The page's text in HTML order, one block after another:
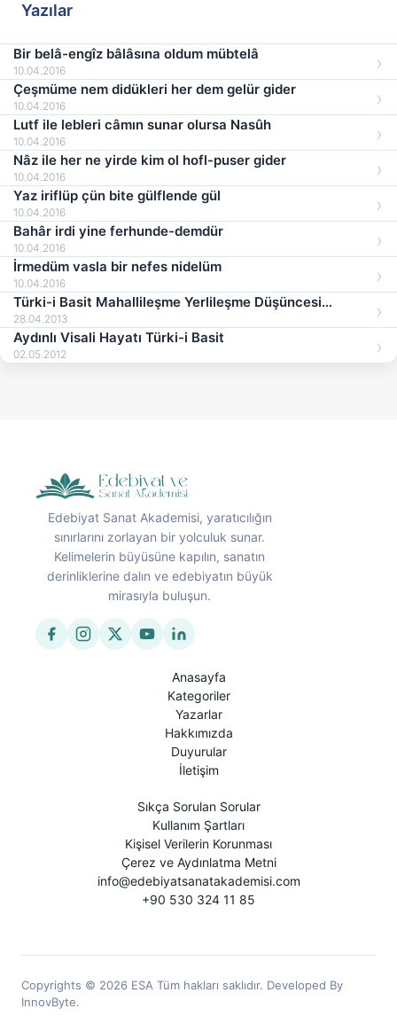
Yazılar
Bir belâ-engîz bâlâsına oldum mübtelâ
10.04.2016
Çeşmüme nem didükleri her dem gelür gider
10.04.2016
Lutf ile lebleri câmın sunar olursa Nasûh
10.04.2016
Nâz ile her ne yirde kim ol hofl-puser gider
10.04.2016
Yaz iriflüp çün bite gülflende gül
10.04.2016
Bahâr irdi yine ferhunde-demdür
10.04.2016
İrmedüm vasla bir nefes nidelüm
10.04.2016
Türki-i Basit Mahallileşme Yerlileşme Düşüncesi
Şairleri
28.04.2013
Aydınlı Visali Hayatı Türki-i Basit
02.05.2012
Edebiyat Sanat Akademisi, yaratıcılığın
sınırlarını zorlayan bir yolculuk sunar.
Kelimelerin büyüsüne kapılın, sanatın
derinliklerine dalın ve edebiyatın büyük
mirasıyla buluşun.
Anasayfa
Kategoriler
Yazarlar
Hakkımızda
Duyurular
İletişim
Sıkça Sorulan Sorular
Kullanım Şartları
Kişisel Verilerin Korunması
Çerez ve Aydınlatma Metni
info@edebiyatsanatakademisi.com
+90 530 324 11 85
Copyrights © 2026 ESA Tüm hakları saklıdır. Developed By
InnovByte.